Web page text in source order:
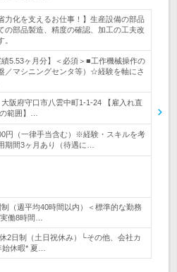
力化を支えるお仕事！】生産設備の部品
の部品製造、精度の確認、加工の工夫改
績5.53ヶ月分】＜必須＞■工作機械操作の
／マシニングセンタ等）☆経験を軸にさ
大阪府守口市八雲中町1-1-24 【雇入れ直
範囲】…
円（一律手当含む）※経験・スキルを考
期間3ヶ月あり（待遇に…
（週平均40時間以内）＜標準的な勤務
働8時間…
2日制（土日祝休み）└その他、会社カ
休暇* 夏…